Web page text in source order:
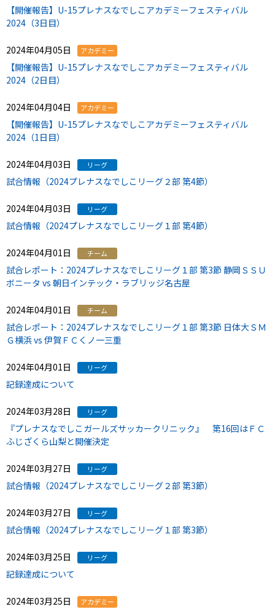
【開催報告】U-15プレナスなでしこアカデミーフェスティバル
2024（3日目）
2024年04月05日 アカデミー
【開催報告】U-15プレナスなでしこアカデミーフェスティバル
2024（2日目）
2024年04月04日 アカデミー
【開催報告】U-15プレナスなでしこアカデミーフェスティバル
2024（1日目）
2024年04月03日 リーグ
試合情報（2024プレナスなでしこリーグ２部 第4節）
2024年04月03日 リーグ
試合情報（2024プレナスなでしこリーグ１部 第4節）
2024年04月01日 チーム
試合レポート：2024プレナスなでしこリーグ１部 第3節 静岡ＳＳＵ
ボニータ vs 朝日インテック・ラブリッジ名古屋
2024年04月01日 チーム
試合レポート：2024プレナスなでしこリーグ１部 第3節 日体大ＳＭ
Ｇ横浜 vs 伊賀ＦＣくノ一三重
2024年04月01日 リーグ
記録達成について
2024年03月28日 リーグ
『プレナスなでしこガールズサッカークリニック』 第16回はＦＣ
ふじざくら山梨と開催決定
2024年03月27日 リーグ
試合情報（2024プレナスなでしこリーグ２部 第3節）
2024年03月27日 リーグ
試合情報（2024プレナスなでしこリーグ１部 第3節）
2024年03月25日 リーグ
記録達成について
2024年03月25日 アカデミー